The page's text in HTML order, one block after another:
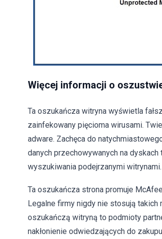
Więcej informacji o
Ta oszukańcza witryna wyświetla
zainfekowany pięcioma wirusami.
adware. Zachęca do
danych przechowywanych na
wyszukiwania podejrzanymi witrynami.
Ta oszukańcza strona promuje
Legalne firmy nigdy nie stosują takich
oszukańczą witryną to podmioty
nakłonienie odwiedzających do